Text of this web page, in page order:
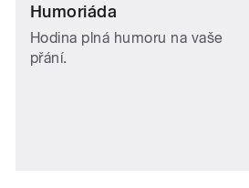
Humoriáda
Hodina plná humoru na vaše
přání.